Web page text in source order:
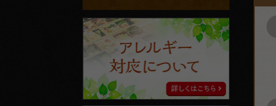
ア
レ
ル
対
応
に